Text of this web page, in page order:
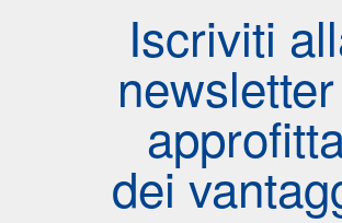
Iscriviti
dei